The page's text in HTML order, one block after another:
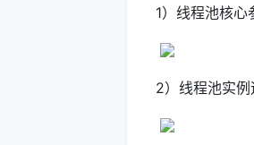
1）线程池核心
2）线程池实例